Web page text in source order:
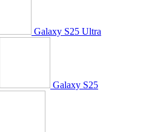
Galaxy S25 Ultra
Galaxy S25